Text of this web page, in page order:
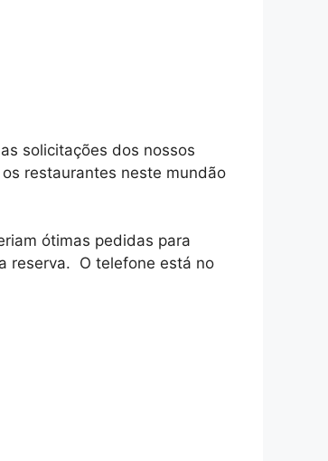
solicitações dos nossos
restaurantes neste mundão
ótimas pedidas para
reserva. O telefone está no